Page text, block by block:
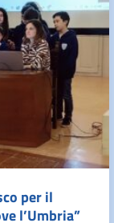
per il
l’Umbria”